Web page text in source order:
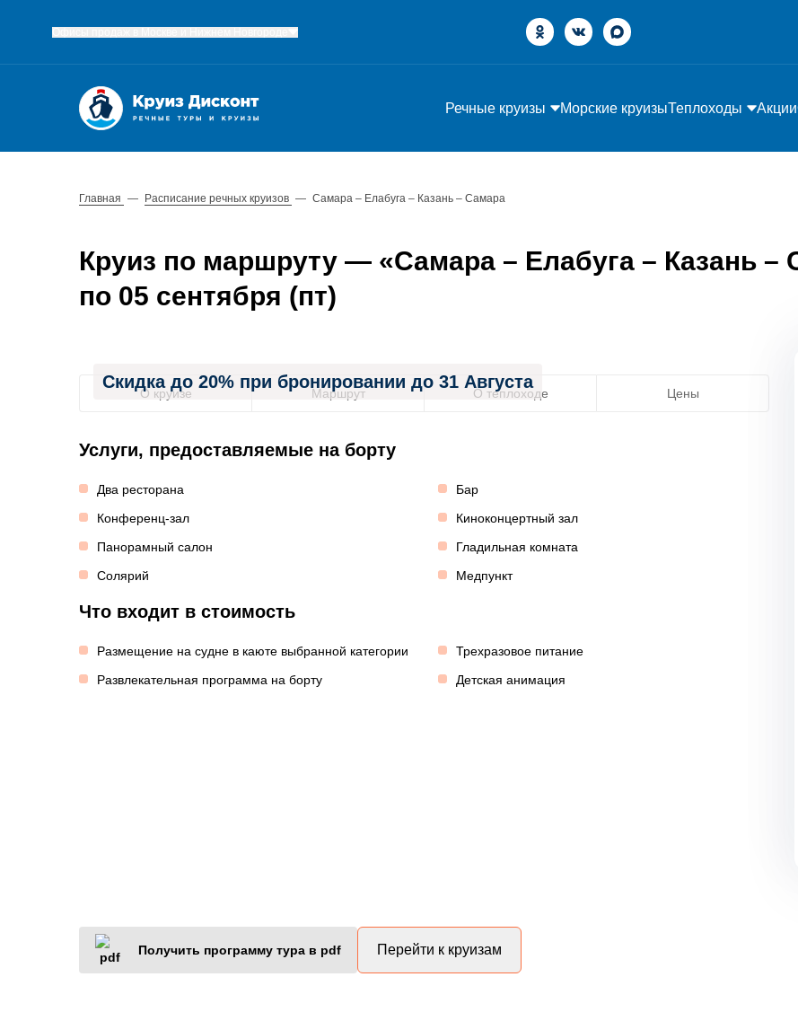
Речные круизы Морские круизыТеплоходы Акции
Главная — Расписание речных круизов — Самара – Елабуга – Казань – Самара
Круиз по маршруту — «Самара – Елабуга – Казань –
по 05 сентября (пт)
Скидка до 20% при бронировании до 31 Августа
О круизе Маршрут О теплоходе Цены
Услуги, предоставляемые на борту
Два ресторана
Бар
Конференц-зал
Киноконцертный зал
Панорамный салон
Гладильная комната
Солярий
Медпункт
Что входит в стоимость
Размещение на судне в каюте выбранной категории
Трехразовое питание
Развлекательная программа на борту
Детская анимация
Получить программу тура в pdf Перейти к круизам